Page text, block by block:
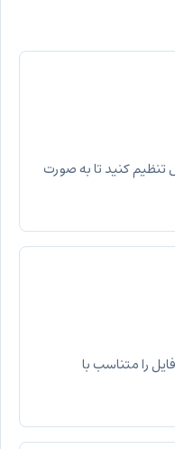
کنید تا به صورت
را متناسب با